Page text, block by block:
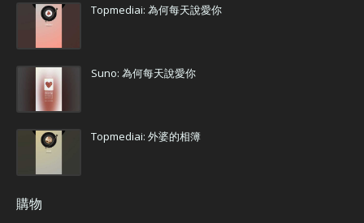
Topmediai: 為何每天說愛你
Suno: 為何每天說愛你
Topmediai: 外婆的相簿
購物